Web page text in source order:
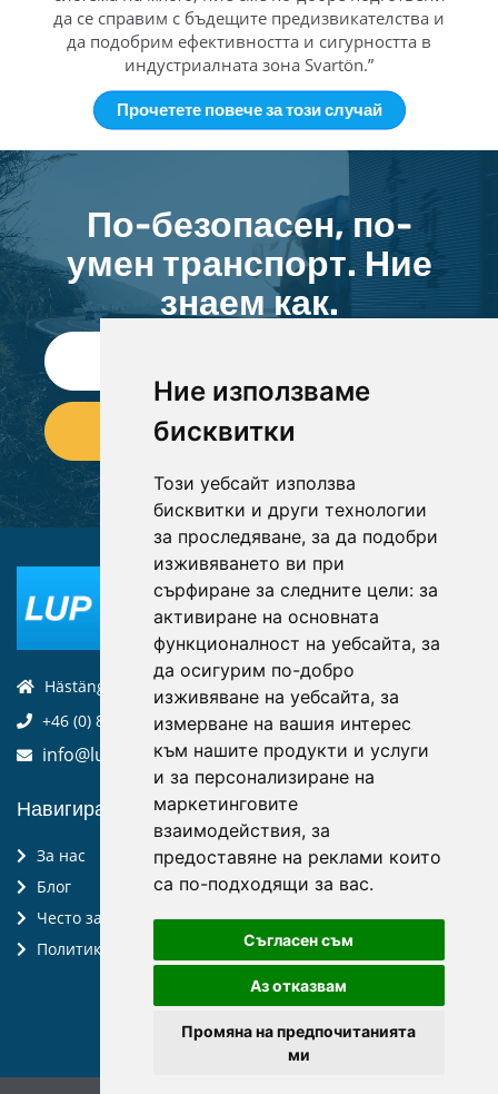
Ние използваме
бисквитки
Този уебсайт използва
бисквитки и други технологии
за проследяване, за да подобри
изживяването ви при
сърфиране за следните цели: за
активиране на основната
функционалност на уебсайта, за
да осигурим по-добро
изживяване на уебсайта, за
измерване на вашия интерес
към нашите продукти и услуги
и за персонализиране на
маркетинговите
взаимодействия, за
предоставяне на реклами които
са по-подходящи за вас.
Съгласен съм
Аз отказвам
Промяна на предпочитанията
ми
да се справим с бъдещите предизвикателства и
да подобрим ефективността и сигурността в
индустриалната зона Svartön.”
Прочетете повече за този случай
По-безопасен, по-
умен транспорт. Ние
знаем как.
Hästängsuddsvägen 19, 184 94, Åkersberga
+46 (0) 8-970 970
info@luptechnologies.com
Навигирайте:
За нас
Блог
Често задавани въпроси
Политика за поверителност